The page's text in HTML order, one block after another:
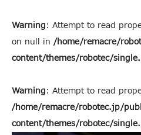
Warning: Attempt to read
on null in /home/remacre/
content/themes/robotec/
Warning: Attempt to read
/home/remacre/robotec.jp/
content/themes/robotec/